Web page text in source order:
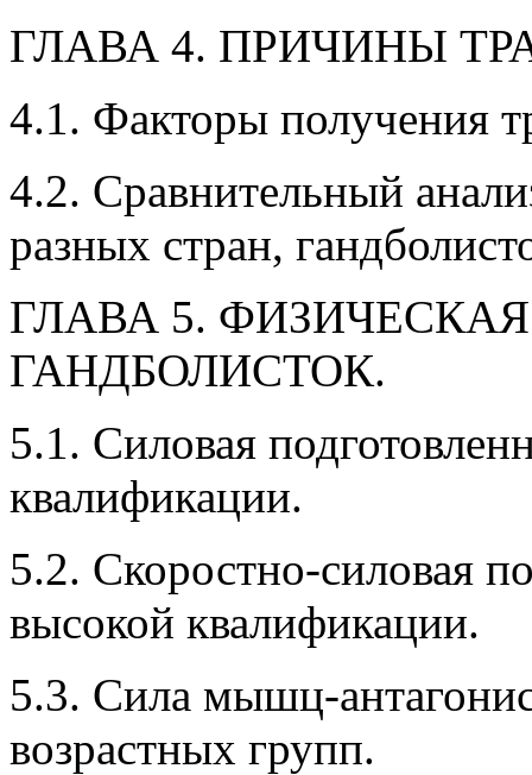
ГЛАВА 4. ПРИЧИНЫ
4.1. Факторы получения
4.2. Сравнительный
разных стран,
ГЛАВА 5.
ГАНДБОЛИСТОК.
5.1. Силовая
квалификации.
5.2. Скоростно-силовая
высокой квалификации.
5.3. Сила мышц-
возрастных групп.